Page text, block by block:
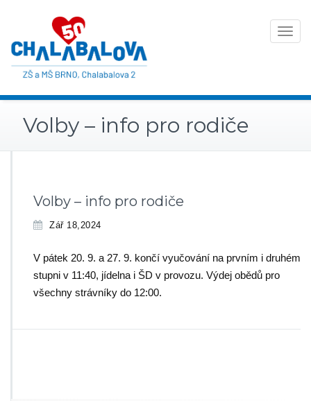
Toggle
Volby – info pro rodiče
Volby – info pro rodiče
Zář 18,2024
V pátek 20. 9. a 27. 9. končí vyučování na prvním i druhém
stupni v 11:40, jídelna i ŠD v provozu. Výdej obědů pro
všechny strávníky do 12:00.